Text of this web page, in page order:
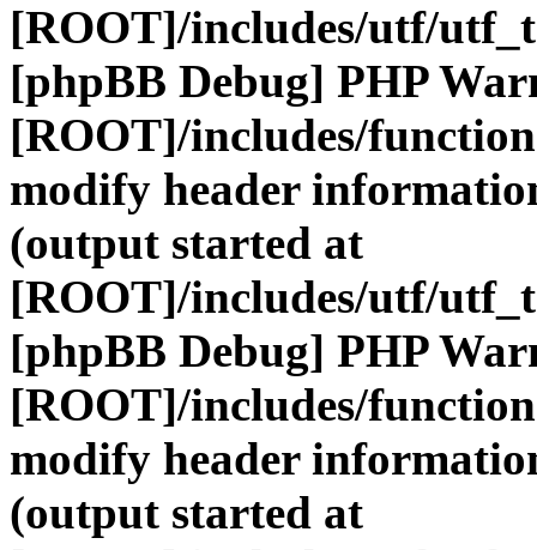
[ROOT]/includes/utf/
[phpBB Debug] PHP
[ROOT]/includes/
modify header
(output started at
[ROOT]/includes/utf/
[phpBB Debug] PHP
[ROOT]/includes/
modify header
(output started at